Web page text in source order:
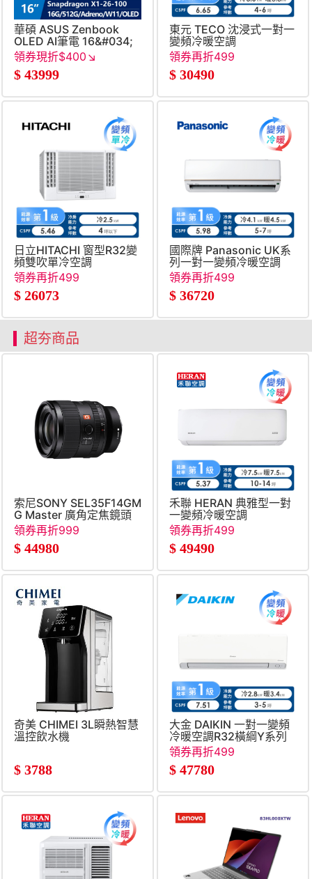
華碩 ASUS Zenbook
OLED AI筆電 16&#034;
(Snapdragon X1-26-
100&#47;16G&#47;512G&#47;UMA&#47;W11)
灰)
領券現折$400↘
$ 43999
東元 TECO 沈浸式一對一
變頻冷暖空調
領券再折499
$ 30490
日立HITACHI 窗型R32變
頻雙吹單冷空調
領券再折499
$ 26073
國際牌 Panasonic UK系
列一對一變頻冷暖空調
領券再折499
$ 36720
超夯商品
索尼SONY SEL35F14GM
G Master 廣角定焦鏡頭
領券再折999
$ 44980
禾聯 HERAN 典雅型一對
一變頻冷暖空調
領券再折499
$ 49490
奇美 CHIMEI 3L瞬熱智慧
溫控飲水機
$ 3788
大金 DAIKIN 一對一變頻
冷暖空調R32橫綱Y系列
領券再折499
$ 47780